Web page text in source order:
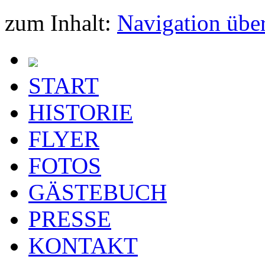
zum Inhalt: Navigation
START
HISTORIE
FLYER
FOTOS
GÄSTEBUCH
PRESSE
KONTAKT